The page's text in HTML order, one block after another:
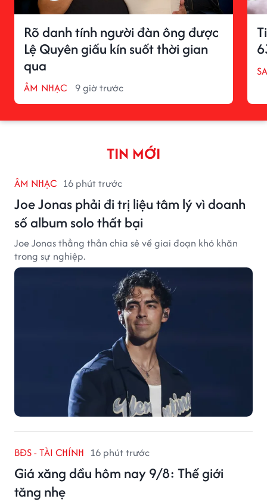
Rõ danh tính người đàn ông được
Lệ Quyên giấu kín suốt thời gian
qua
ÂM NHẠC 9 giờ trước
TIN MỚI
ÂM NHẠC 16 phút trước
Joe Jonas phải đi trị liệu tâm lý vì doanh
số album solo thất bại
Joe Jonas thẳng thắn chia sẻ về giai đoạn khó khăn
trong sự nghiệp.
BĐS - TÀI CHÍNH 16 phút trước
Giá xăng dầu hôm nay 9/8: Thế giới
tăng nhẹ